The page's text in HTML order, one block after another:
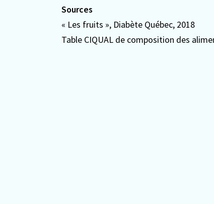
Sources
« Les fruits », Diabète Québec, 2018
Table CIQUAL de composition des